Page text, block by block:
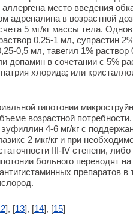
место введения
адреналина в возрастной
5 мг/кг массы тела.
0,25-1 мл, супрастин
0,5 мл, тавегил 1%
допамин в сочетании с 5%
хлорида; или
гипотонии
возрастной
4-6 мг/кг с
2 мкг/кг и при
III-IV степени,
больного переводят
препаратов
], [13], [14], [15]